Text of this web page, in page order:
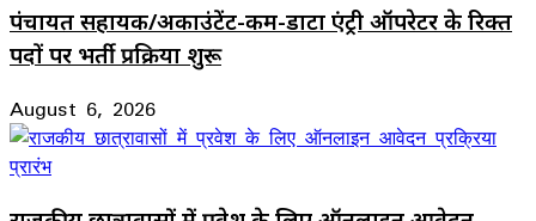
पंचायत सहायक/अकाउंटेंट-कम-डाटा एंट्री ऑपरेटर के रिक्त
पदों पर भर्ती प्रक्रिया शुरू
August 6, 2026